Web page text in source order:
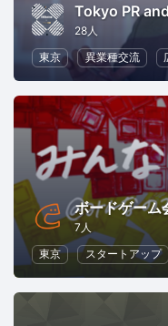
Tokyo PR
28人
東京
異業種交流
7人
東京
スタートアップ